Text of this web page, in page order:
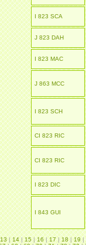
I 823 SCA
J 823 DAH
I 823 MAC
J 863 MCC
I 823 SCH
CI 823 RIC
CI 823 RIC
I 823 DIC
I 843 GUI
13|14|15|16|17|18|19|